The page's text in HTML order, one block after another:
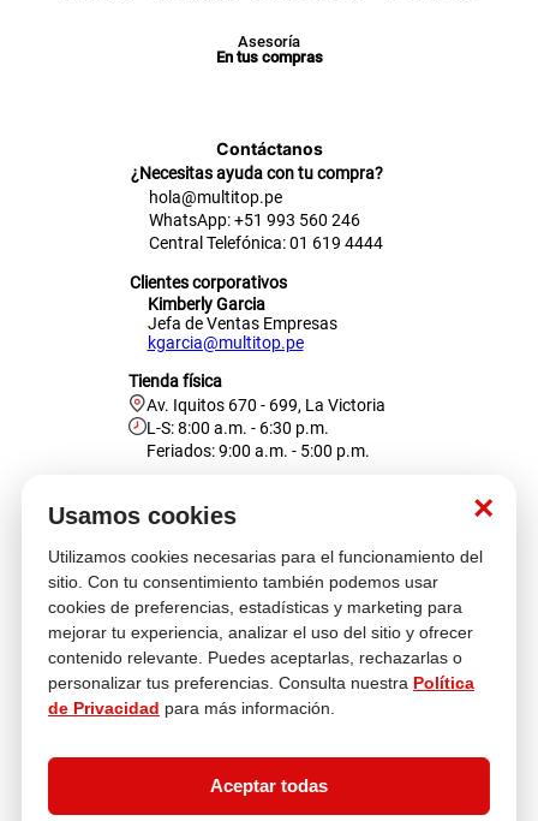
×
Usamos cookies
Utilizamos cookies necesarias para el funcionamiento del
sitio. Con tu consentimiento también podemos usar
cookies de preferencias, estadísticas y marketing para
mejorar tu experiencia, analizar el uso del sitio y ofrecer
contenido relevante. Puedes aceptarlas, rechazarlas o
personalizar tus preferencias. Consulta nuestra Política
de Privacidad para más información.
Aceptar todas
Asesoría
En tus compras
Contáctanos
¿Necesitas ayuda con tu compra?
hola@multitop.pe
WhatsApp: +51 993 560 246
Central Telefónica: 01 619 4444
Clientes corporativos
Kimberly Garcia
Jefa de Ventas Empresas
kgarcia@multitop.pe
Tienda física
Av. Iquitos 670 - 699, La Victoria
L-S: 8:00 a.m. - 6:30 p.m.
Feriados: 9:00 a.m. - 5:00 p.m.
Atención al cliente
Descubre más